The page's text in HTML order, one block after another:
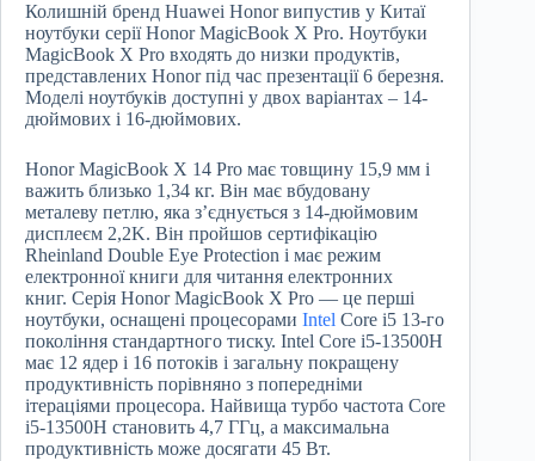
Колишній бренд Huawei Honor випустив у Китаї
ноутбуки серії Honor MagicBook X Pro. Ноутбуки
MagicBook X Pro входять до низки продуктів,
представлених Honor під час презентації 6 березня.
Моделі ноутбуків доступні у двох варіантах – 14-
дюймових і 16-дюймових.
Honor MagicBook X 14 Pro має товщину 15,9 мм і
важить близько 1,34 кг. Він має вбудовану
металеву петлю, яка з’єднується з 14-дюймовим
дисплеєм 2,2K. Він пройшов сертифікацію
Rheinland Double Eye Protection і має режим
електронної книги для читання електронних
книг. Серія Honor MagicBook X Pro — це перші
ноутбуки, оснащені процесорами Intel Core i5 13-го
покоління стандартного тиску. Intel Core i5-13500H
має 12 ядер і 16 потоків і загальну покращену
продуктивність порівняно з попередніми
ітераціями процесора. Найвища турбо частота Core
i5-13500H становить 4,7 ГГц, а максимальна
продуктивність може досягати 45 Вт.